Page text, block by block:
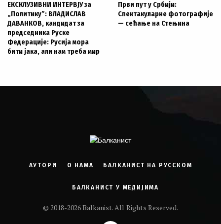
ЕКСКЛУЗИВНИ ИНТЕРВЈУ за
„Политику”: ВЛАДИСЛАВ
ДАВАНКОВ, кандидат за
председника Руске
Федерације: Русија мора
бити јака, али нам треба мир
Први пут у Србији:
Спектакуларне фотографије
— сећање на Стењина
АУТОРИ О НАМА БАЛКАНИСТ НА РУССКОМ
БАЛКАНИСТ У МЕДИЈИМА
© 2018-2026 Balkanist. All Rights Reserved.